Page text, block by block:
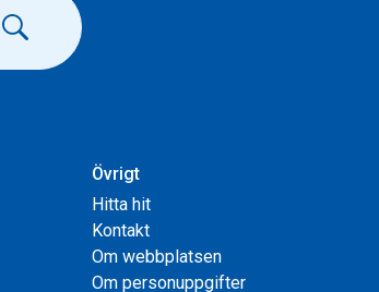
Övrigt
Hitta hit
Kontakt
Om webbplatsen
Om personuppgifter